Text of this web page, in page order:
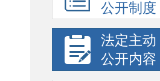
公开制度
法定主动
公开内容